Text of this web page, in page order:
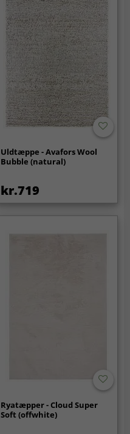
Uldtæppe - Avafors Wool
Bubble (natural)
kr.719
Ryatæpper - Cloud Super
Soft (offwhite)